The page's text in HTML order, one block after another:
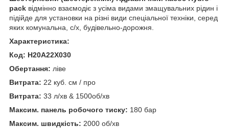
pack відмінно взаємодіє з усіма видами змащувальних рідин і
підійде для установки на різні види спеціальної техніки, серед
яких комунальна, с/х, будівельно-дорожня.
Характеристика:
Код: H20A22X030
Обертання: ліве
Витрата: 22 куб. см / про
Витрата: 33 л/хв & 1500об/хв
Максим. панель робочого тиску: 180 бар
Максим. швидкість: 2000 об/хв